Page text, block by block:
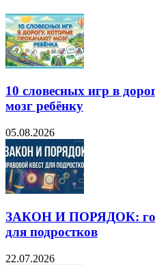
10 словесных игр в
мозг ребёнку
05.08.2026
ЗАКОН И ПОРЯДОК:
для подростков
22.07.2026